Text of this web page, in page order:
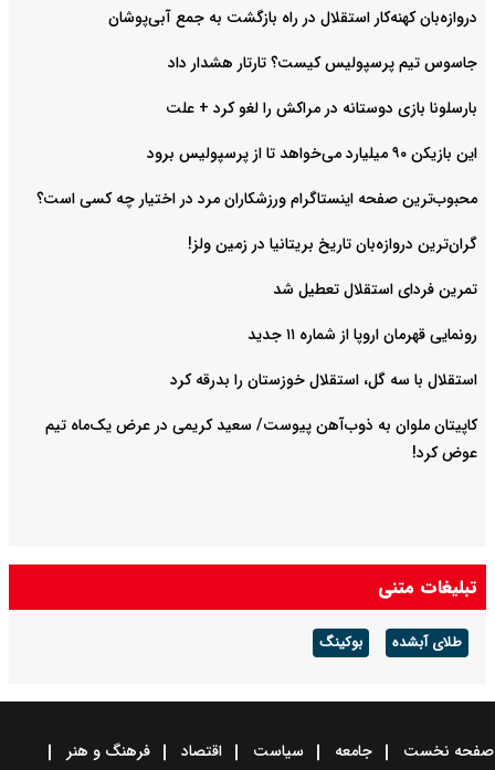
دروازه‌بان کهنه‌کار استقلال در راه بازگشت به جمع آبی‌پوشان
جاسوس تیم پرسپولیس کیست؟ تارتار هشدار داد
بارسلونا بازی دوستانه در مراکش را لغو کرد + علت
این بازیکن ۹۰ میلیارد می‌خواهد تا از پرسپولیس برود
محبوب‌ترین صفحه اینستاگرام ورزشکاران مرد در اختیار چه کسی است؟
گران‌ترین دروازه‌بان تاریخ بریتانیا در زمین ولز!
تمرین فردای استقلال تعطیل شد
رونمایی قهرمان اروپا از شماره ۱۱ جدید
استقلال با سه گل، استقلال خوزستان را بدرقه کرد
کاپیتان ملوان به ذوب‌آهن پیوست/ سعید کریمی در عرض یک‌ماه تیم
عوض کرد!
تبلیغات متنی
طلای آبشده بوکینگ
صفحه نخست جامعه سیاست اقتصاد
فرهنگ و هنر